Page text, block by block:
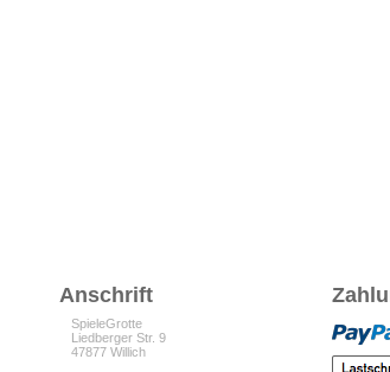
Anschrift
SpieleGrotte
Liedberger Str. 9
47877 Willich